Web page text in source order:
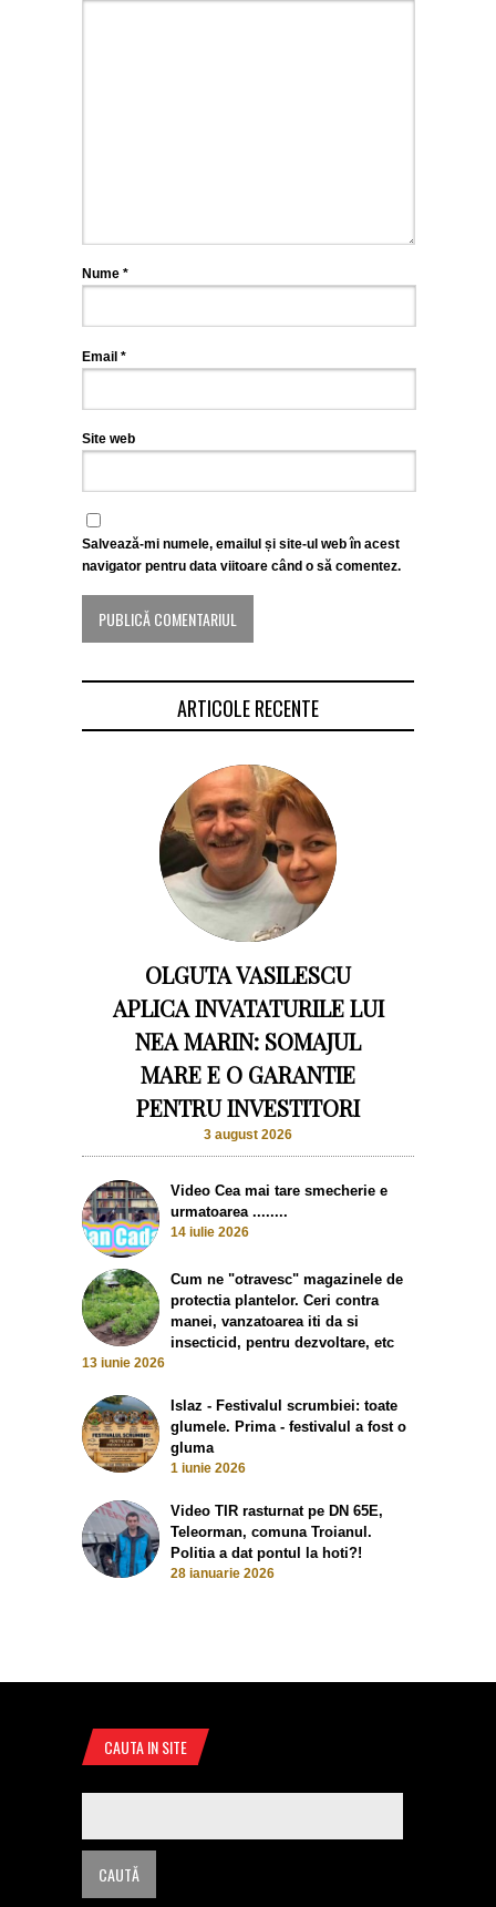
Nume *
Email *
Site web
Salvează-mi numele, emailul și site-ul web în acest
navigator pentru data viitoare când o să comentez.
ARTICOLE RECENTE
OLGUTA VASILESCU
APLICA INVATATURILE LUI
NEA MARIN: SOMAJUL
MARE E O GARANTIE
PENTRU INVESTITORI
3 august 2026
Video Cea mai tare smecherie e
urmatoarea ........
14 iulie 2026
Cum ne "otravesc" magazinele de
protectia plantelor. Ceri contra
manei, vanzatoarea iti da si
insecticid, pentru dezvoltare, etc
13 iunie 2026
Islaz - Festivalul scrumbiei: toate
glumele. Prima - festivalul a fost o
gluma
1 iunie 2026
Video TIR rasturnat pe DN 65E,
Teleorman, comuna Troianul.
Politia a dat pontul la hoti?!
28 ianuarie 2026
CAUTA IN SITE